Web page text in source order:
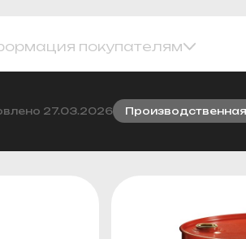
покупателям
27.03.2026